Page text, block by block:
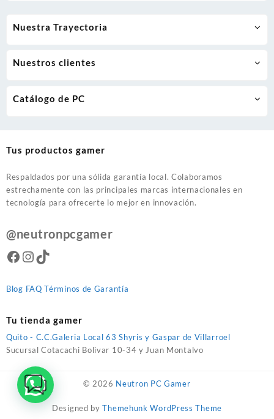
Nuestra Trayectoria
Nuestros clientes
Catálogo de PC
Tus productos gamer
Respaldados por una sólida garantía local. Colaboramos
estrechamente con las principales marcas internacionales en
tecnología para ofrecerte lo mejor en innovación.
@neutronpcgamer
Facebook
Instagram
TikTok
Blog FAQ Términos de Garantía
Tu tienda gamer
Quito - C.C.Galeria Local 63 Shyris y Gaspar de Villarroel
Sucursal Cotacachi Bolivar 10-34 y Juan Montalvo
© 2026 Neutron PC Gamer
Designed by Themehunk WordPress Theme